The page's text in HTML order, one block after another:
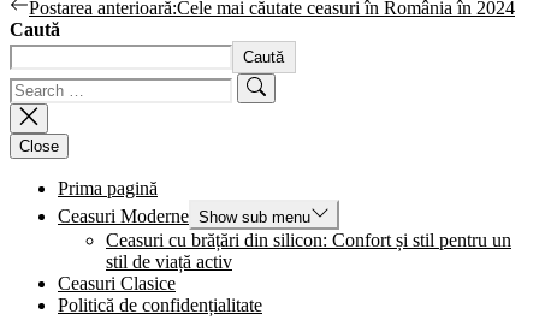
Postarea anterioară:Cele mai căutate ceasuri în România în 2024
Caută
Caută
Close
Prima pagină
Ceasuri Moderne Show sub menu
Ceasuri cu brățări din silicon: Confort și stil pentru un
stil de viață activ
Ceasuri Clasice
Politică de confidențialitate